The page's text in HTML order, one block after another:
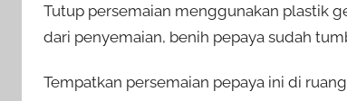
Tutup persemaian menggunakan plastik
dari penyemaian, benih pepaya sudah
Tempatkan persemaian pepaya ini di